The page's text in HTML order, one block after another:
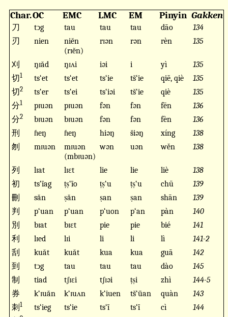
Char.OC EMC LMC EM Pinyin Gakken
刀 tↄg tau tau tau dāo
134
刃
nien
niĕn
(rɪĕn)
rɪən rən rèn 135
刈 ŋɪăd ŋɪʌi iəi i yì
135
切1 ts‘et ts‘et ts‘ie ts̆‘ie qiē, qiè
135
切2 ts‘er ts‘ei ts‘iəi ts̆‘ie qiè
135
分1 pɪuən pɪuən fən fən fēn
136
分2 bɪuən bɪuən fən fən fèn
136
刑
ɦeŋ ɦeŋ hiəŋ s̆iəŋ xíng
138
刎
mɪuən
mɪuən
(mbɪuən)
wən uən wěn 138
列 lɪat lɪɛt lie lie liè
138
初
ts‘ïag ṭṣ‘ïo ṭṣ‘u ṭṣ‘u chū
139
刪
săn ṣăn ṣan ṣan shān
139
判
p‘uan p‘uan p‘uon p‘an pàn
140
別
bɪat bɪɛt pie pie bié
141
利
lɪed lɪi li li lì
141-2
刮
kuăt kuăt kua kua guā
142
到
tↄg tau tau tau dào
145
制
tiad tʃɪɛi tʃɪəi ṭṣi zhì
144-5
券
k‘ɪuăn k‘ɪuʌn k‘iuen ts̆‘üan quàn
143
刺 1 ts‘ieg ts‘ie ts‘ï ts‘ï cì
144